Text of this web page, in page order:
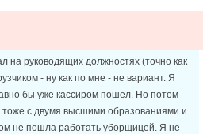
на руководящих должностях (точно как
- ну как по мне - не вариант. Я
бы уже кассиром пошел. Но потом
с двумя высшими образованиями и
не пошла работать уборщицей. Я не